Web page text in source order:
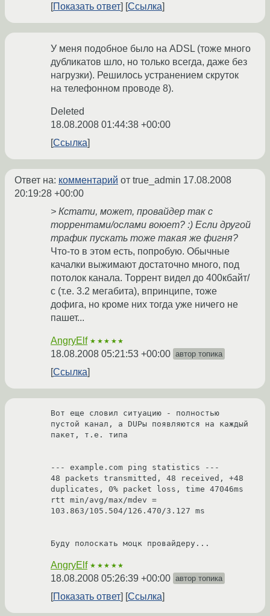
Показать ответ
Ссылка
У меня подобное было на ADSL (тоже много
дубликатов шло, но только всегда, даже без
нагрузки). Решилось устранением скруток
на телефонном проводе 8).
Deleted
18.08.2008 01:44:38 +00:00
Ссылка
Ответ на: комментарий от true_admin 17.08.2008
20:19:28 +00:00
> Кстати, может, провайдер так с
торрентами/ослами воюет? :) Если другой
трафик пускать тоже такая же фигня?
Что-то в этом есть, попробую. Обычные
качалки выжимают достаточно много, под
потолок канала. Торрент видел до 400кбайт/
с (т.е. 3.2 мегабита), впринципе, тоже
дофига, но кроме них тогда уже ничего не
пашет...
AngryElf ★★★★★
18.08.2008 05:21:53 +00:00 автор топика
Ссылка
Вот еще словил ситуацию - полностью
пустой канал, а DUPы появляются на каждый
пакет, т.е. типа
--- example.com ping statistics ---
48 packets transmitted, 48 received, +48
duplicates, 0% packet loss, time 47046ms
rtt min/avg/max/mdev =
103.863/105.504/126.470/3.127 ms
Буду полоскать моцк провайдеру...
AngryElf ★★★★★
18.08.2008 05:26:39 +00:00 автор топика
Показать ответ Ссылка